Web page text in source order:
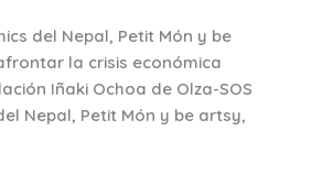
del Nepal, Petit Món y be
la crisis económica
Iñaki Ochoa de Olza-SOS
Nepal, Petit Món y be artsy,